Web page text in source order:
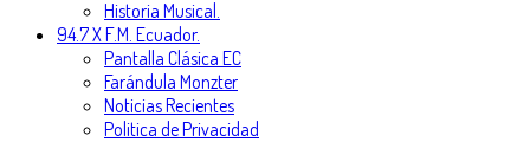
Historia Musical.
94.7 X F.M. Ecuador.
Pantalla Clásica EC
Farándula Monzter
Noticias Recientes
Politica de Privacidad